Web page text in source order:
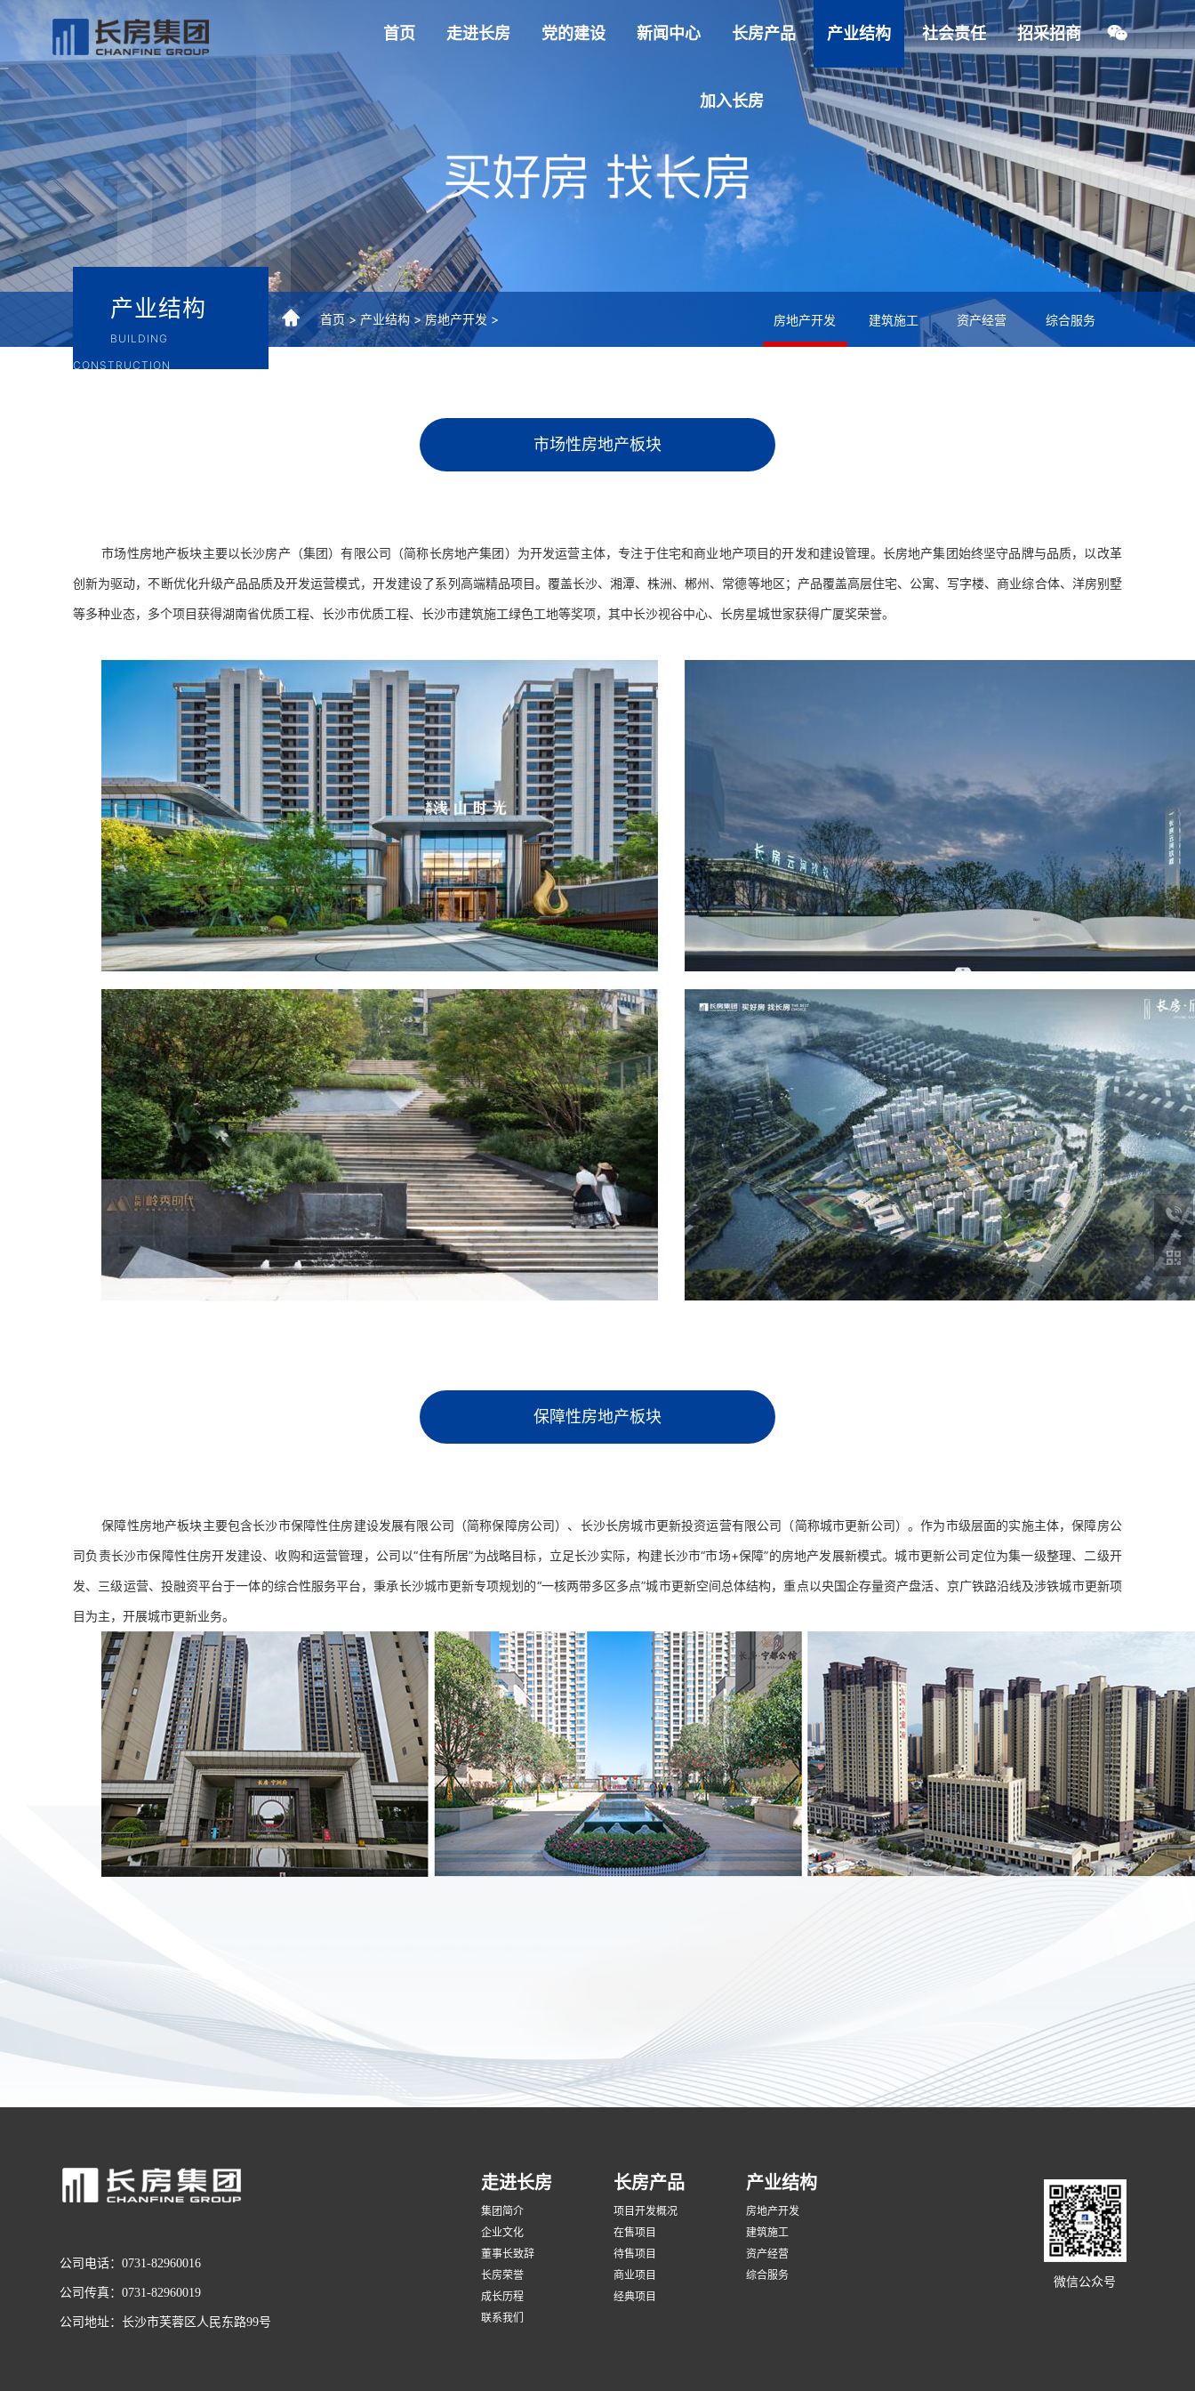
首页 走进长房 党的建设 新闻中心 长房产品 产业结构 社会责任 招采招商
加入长房
产业结构
BUILDING
CONSTRUCTION
首页 >产业结构>房地产开发 > 房地产开发 建筑施工 资产经营 综合服务
市场性房地产板块
市场性房地产板块主要以长沙房产（集团）有限公司（简称长房地产集团）为开发运营主体，专注于住宅和商业地产项目的开发和建设管理。长房地产集团始终坚守品牌与品质，以改革
创新为驱动，不断优化升级产品品质及开发运营模式，开发建设了系列高端精品项目。覆盖长沙、湘潭、株洲、郴州、常德等地区；产品覆盖高层住宅、公寓、写字楼、商业综合体、洋房别墅
等多种业态，多个项目获得湖南省优质工程、长沙市优质工程、长沙市建筑施工绿色工地等奖项，其中长沙视谷中心、长房星城世家获得广厦奖荣誉。
保障性房地产板块
保障性房地产板块主要包含长沙市保障性住房建设发展有限公司（简称保障房公司）、长沙长房城市更新投资运营有限公司（简称城市更新公司）。作为市级层面的实施主体，保障房公
司负责长沙市保障性住房开发建设、收购和运营管理，公司以“住有所居”为战略目标，立足长沙实际，构建长沙市“市场+保障”的房地产发展新模式。城市更新公司定位为集一级整理、二级开
发、三级运营、投融资平台于一体的综合性服务平台，秉承长沙城市更新专项规划的“一核两带多区多点”城市更新空间总体结构，重点以央国企存量资产盘活、京广铁路沿线及涉铁城市更新项
目为主，开展城市更新业务。
公司电话：0731-82960016
公司传真：0731-82960019
公司地址：长沙市芙蓉区人民东路99号
走进长房
集团简介
企业文化
董事长致辞
长房荣誉
成长历程
联系我们
长房产品
项目开发概况
在售项目
待售项目
商业项目
经典项目
产业结构
房地产开发
建筑施工
资产经营
综合服务
微信公众号